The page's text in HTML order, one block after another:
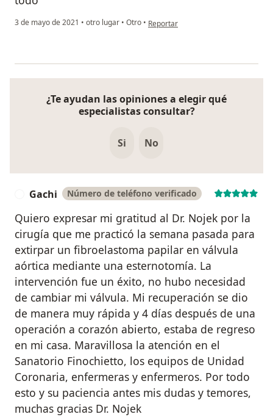
3 de mayo de 2021 • otro lugar • Otro • en opinión del usuario JAVIER
Reportar
¿Te ayudan las opiniones a elegir qué
especialistas consultar?
Si No
Gachi Número de teléfono verificado
Quiero expresar mi gratitud al Dr. Nojek por la
cirugía que me practicó la semana pasada para
extirpar un fibroelastoma papilar en válvula
aórtica mediante una esternotomía. La
intervención fue un éxito, no hubo necesidad
de cambiar mi válvula. Mi recuperación se dio
de manera muy rápida y 4 días después de una
operación a corazón abierto, estaba de regreso
en mi casa. Maravillosa la atención en el
Sanatorio Finochietto, los equipos de Unidad
Coronaria, enfermeras y enfermeros. Por todo
esto y su paciencia antes mis dudas y temores,
muchas gracias Dr. Nojek